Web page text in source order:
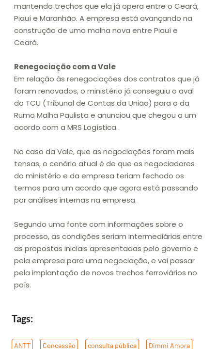
mantendo trechos que ela já opera entre o Ceará,
Piauí e Maranhão. A empresa está avançando na
construção de uma malha nova entre Piauí e
Ceará.
Renegociação com a Vale
Em relação às renegociações dos contratos que já
foram renovados, o ministério já conseguiu o aval
do TCU (Tribunal de Contas da União) para o da
Rumo Malha Paulista e anunciou que chegou a um
acordo com a MRS Logística.
No caso da Vale, que as negociações foram mais
tensas, o cenário atual é de que os negociadores
do ministério e da empresa teriam fechado os
termos para um acordo que agora está passando
por análises internas na empresa.
Segundo uma fonte com informações sobre o
processo, as condições seriam intermediárias entre
as propostas iniciais apresentadas pelo governo e
pela empresa para uma negociação, e vai passar
pela implantação de novos trechos ferroviários no
país.
Tags:
ANTT Concessão consulta pública Dimmi Amora